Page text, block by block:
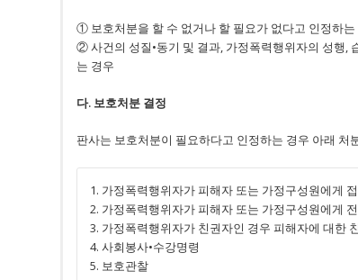
① 보호처분을 할 수 없거나 할 필요가 없다고 인정하는
② 사건의 성질•동기 및 결과, 가정폭력행위자의 성행,
는 경우
다. 보호처분 결정
판사는 보호처분이 필요하다고 인정하는 경우 아래 처
1. 가정폭력행위자가 피해자 또는 가정구성원에게
2. 가정폭력행위자가 피해자 또는 가정구성원에게
3. 가정폭력행위자가 친권자인 경우 피해자에 대한
4. 사회봉사•수강명령
5. 보호관찰